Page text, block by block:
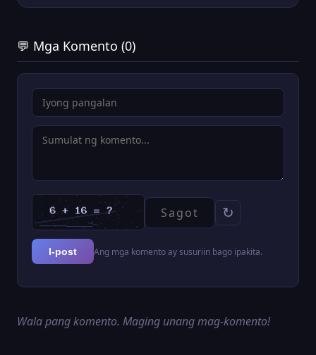
💬 Mga Komento (0)
↻
I-post Ang mga komento ay susuriin bago ipakita.
Wala pang komento. Maging unang mag-komento!